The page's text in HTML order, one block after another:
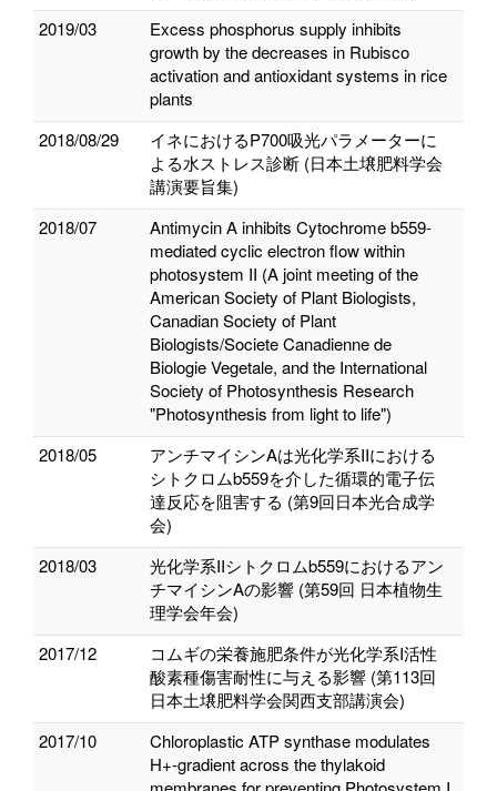
2019/03
Excess phosphorus supply inhibits
growth by the decreases in Rubisco
activation and antioxidant systems in rice
plants
2018/08/29
イネにおけるP700吸光パラメーターに
よる水ストレス診断 (日本土壌肥料学会
講演要旨集)
2018/07
Antimycin A inhibits Cytochrome b559-
mediated cyclic electron flow within
photosystem II (A joint meeting of the
American Society of Plant Biologists,
Canadian Society of Plant
Biologists/Societe Canadienne de
Biologie Vegetale, and the International
Society of Photosynthesis Research
"Photosynthesis from light to life")
2018/05
アンチマイシンAは光化学系IIにおける
シトクロムb559を介した循環的電子伝
達反応を阻害する (第9回日本光合成学
会)
2018/03
光化学系IIシトクロムb559におけるアン
チマイシンAの影響 (第59回 日本植物生
理学会年会)
2017/12
コムギの栄養施肥条件が光化学系I活性
酸素種傷害耐性に与える影響 (第113回
日本土壌肥料学会関西支部講演会)
2017/10
Chloroplastic ATP synthase modulates
H+-gradient across the thylakoid